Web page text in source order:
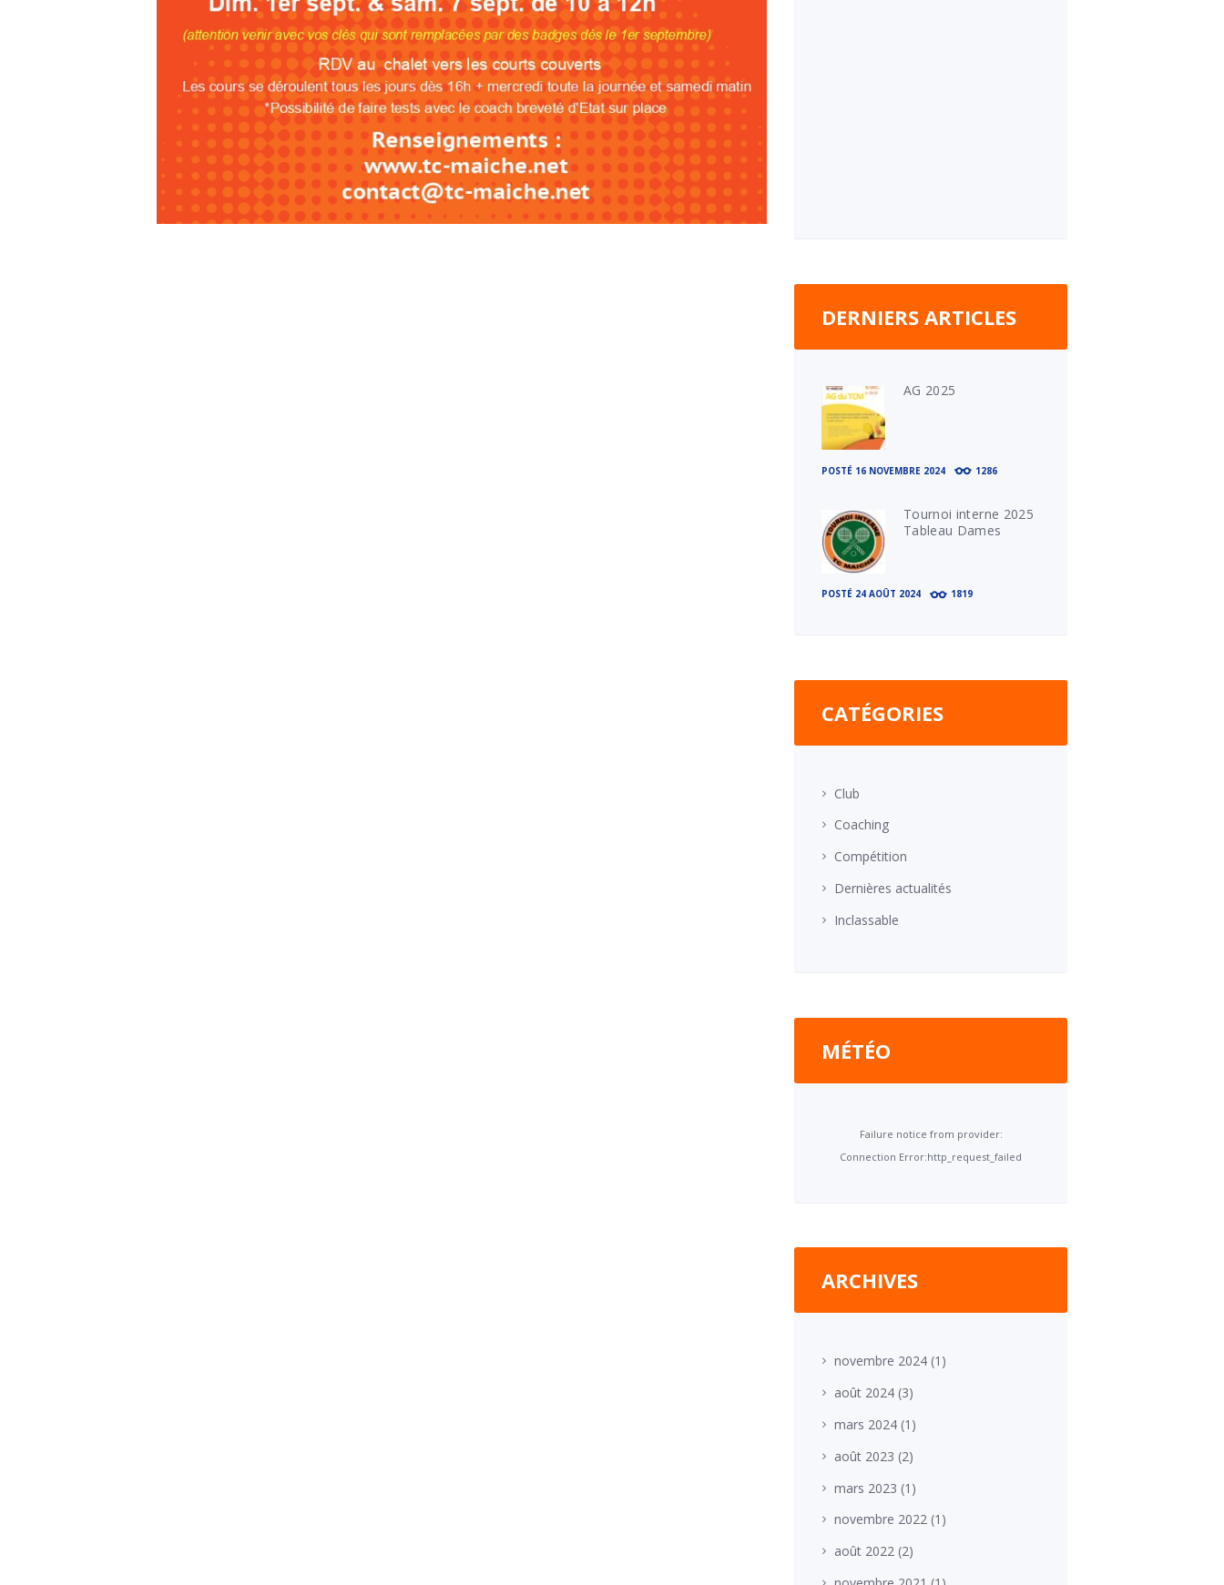
DERNIERS ARTICLES
AG 2025
POSTÉ 16 NOVEMBRE 2024 1286
Tournoi interne 2025
Tableau Dames
POSTÉ 24 AOÛT 2024 1819
CATÉGORIES
Club
Coaching
Compétition
Dernières actualités
Inclassable
MÉTÉO
Failure notice from provider:
Connection Error:http_request_failed
ARCHIVES
novembre 2024 (1)
août 2024 (3)
mars 2024 (1)
août 2023 (2)
mars 2023 (1)
novembre 2022 (1)
août 2022 (2)